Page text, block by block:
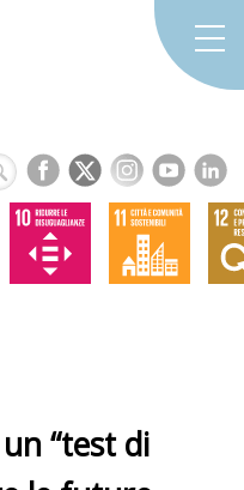
“test di